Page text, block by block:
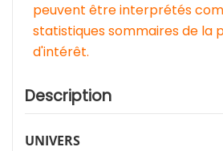
peuvent être interprétés
statistiques sommaires de la
d'intérêt.
Description
UNIVERS